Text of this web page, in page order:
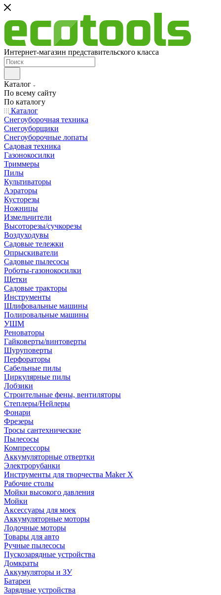
Интернет-магазин представительского класса
Каталог
По всему сайту
По каталогу
Каталог
Снегоуборочная техника
Снегоуборщики
Снегоуборочные лопаты
Садовая техника
Газонокосилки
Триммеры
Пилы
Культиваторы
Аэраторы
Кусторезы
Ножницы
Измельчители
Высоторезы/сучкорезы
Воздуходувы
Садовые тележки
Опрыскиватели
Садовые пылесосы
Роботы-газонокосилки
Щетки
Садовые тракторы
Инструменты
Шлифовальные машины
Полировальные машины
УШМ
Реноваторы
Гайковерты/винтоверты
Шуруповерты
Перфораторы
Сабельные пилы
Циркулярные пилы
Лобзики
Строительные фены, вентиляторы
Степлеры/Нейлеры
Фонари
Фрезеры
Тросы сантехнические
Пылесосы
Компрессоры
Аккумуляторные отвертки
Электрорубанки
Инструменты для творчества Maker X
Рабочие столы
Мойки высокого давления
Мойки
Аксессуары для моек
Аккумуляторные моторы
Лодочные моторы
Товары для авто
Ручные пылесосы
Пускозарядные устройства
Домкраты
Аккумуляторы и ЗУ
Батареи
Зарядные устройства